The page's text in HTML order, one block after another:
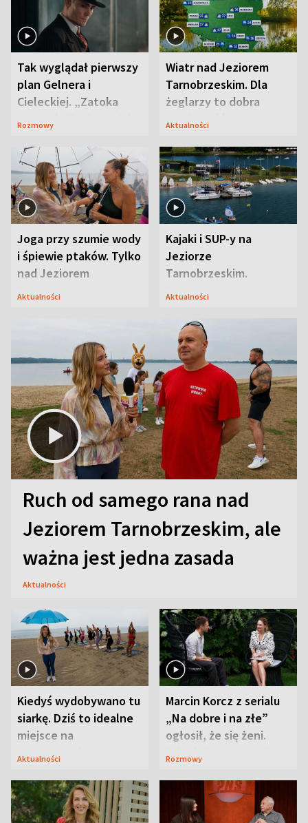
Tak wyglądał pierwszy
plan Gelnera i
Cieleckiej. „Zatoka
szpiegów” od razu ich
Rozmowy
Wiatr nad Jeziorem
Tarnobrzeskim. Dla
żeglarzy to dobra
wiadomość
Aktualności
Joga przy szumie wody
i śpiewie ptaków. Tylko
nad Jeziorem
Tarnobrzeskim
Aktualności
Kajaki i SUP-y na
Jeziorze
Tarnobrzeskim.
Przyrodnicy zwracają
Aktualności
Ruch od samego rana nad
Jeziorem Tarnobrzeskim, ale
ważna jest jedna zasada
Aktualności
Kiedyś wydobywano tu
siarkę. Dziś to idealne
miejsce na
wypoczynek
Aktualności
Marcin Korcz z serialu
„Na dobre i na złe”
ogłosił, że się żeni.
Zdradził, co zmienił
Rozmowy